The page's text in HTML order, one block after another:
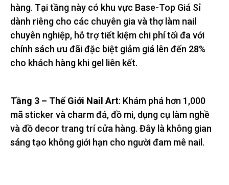
hàng. Tại tầng này có khu vực Base-Top Giá Sỉ
dành riêng cho các chuyên gia và thợ làm nail
chuyên nghiệp, hỗ trợ tiết kiệm chi phí tối đa với
chính sách ưu đãi đặc biệt giảm giá lên đến 28%
cho khách hàng khi gel liên kết.
Tầng 3 – Thế Giới Nail Art: Khám phá hơn 1,000
mã sticker và charm đá, đồ mi, dụng cụ làm nghề
và đồ decor trang trí cửa hàng. Đây là không gian
sáng tạo không giới hạn cho người đam mê nail.